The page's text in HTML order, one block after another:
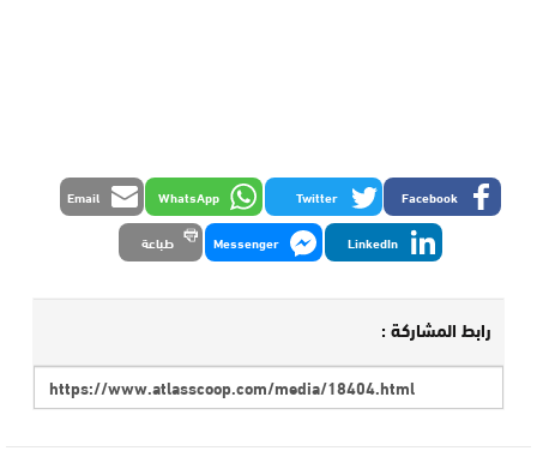
Facebook
Twitter
WhatsApp
Email
LinkedIn
Messenger طباعة
رابط المشاركة :